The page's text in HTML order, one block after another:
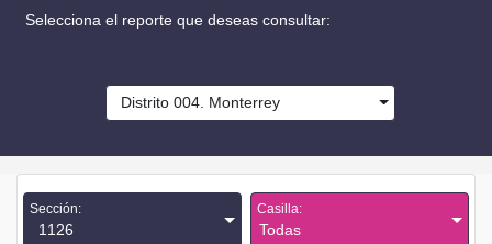
Selecciona el reporte que deseas consultar:
Distrito 004. Monterrey
Sección:
1126
Casilla:
Todas